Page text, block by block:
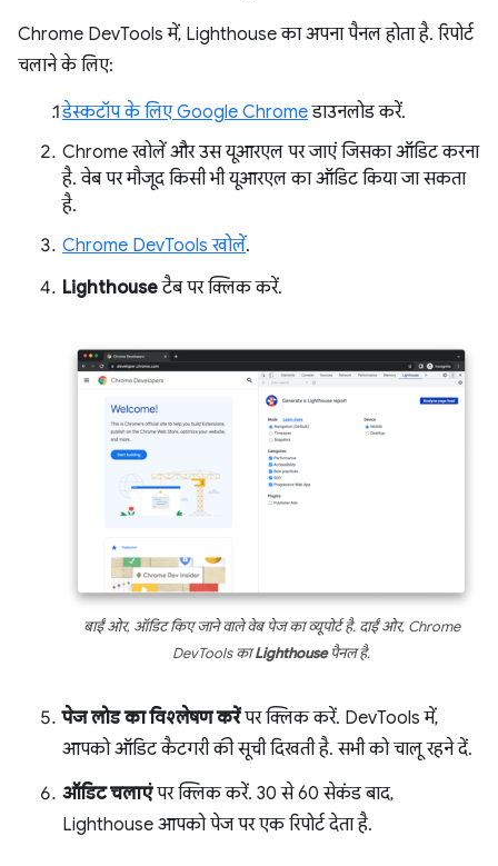
Chrome DevTools में, Lighthouse का अपना पैनल होता है. रिपोर्ट
चलाने के लिए:
डेस्कटॉप के लिए Google Chromeडाउनलोड करें.
Chrome खोलें और उस यूआरएल पर जाएं जिसका ऑडिट करना
है. वेब पर मौजूद किसी भी यूआरएल का ऑडिट किया जा सकता
है.
Chrome DevTools खोलें.
Lighthouseटैब पर क्लिक करें.
बाईं ओर, ऑडिट किए जाने वाले वेब पेज का व्यूपोर्ट है. दाईं ओर, Chrome
DevTools काLighthouseपैनल है.
पेज लोड का विश्लेषण करेंपर क्लिक करें. DevTools में,
आपको ऑडिट कैटगरी की सूची दिखती है. सभी को चालू रहने दें.
ऑडिट चलाएंपर क्लिक करें. 30 से 60 सेकंड बाद,
Lighthouse आपको पेज पर एक रिपोर्ट देता है.